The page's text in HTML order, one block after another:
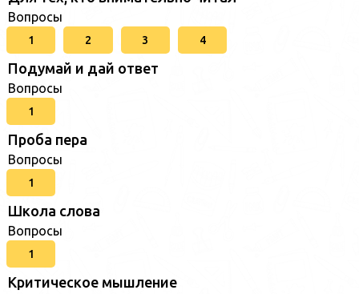
Вопросы
1 2 3 4
Подумай и дай ответ
Вопросы
1
Проба пера
Вопросы
1
Школа слова
Вопросы
1
Критическое мышление